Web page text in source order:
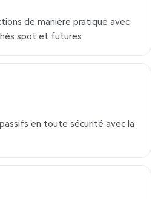
de manière pratique avec
spot et futures
en toute sécurité avec la